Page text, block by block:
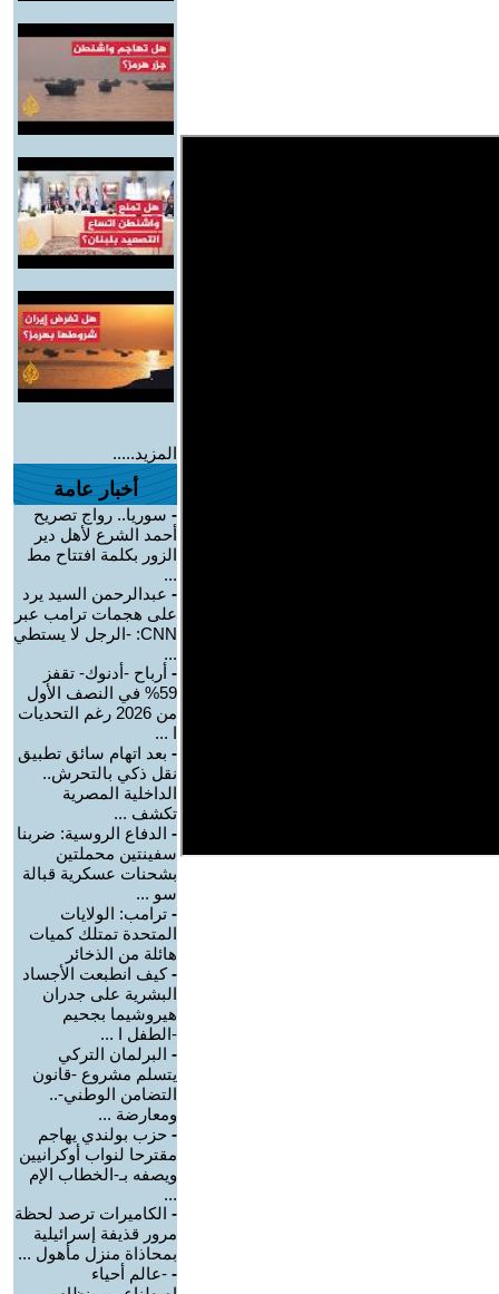
المزيد.....
أخبار عامة
- سوريا.. رواج تصريح
أحمد الشرع لأهل دير
الزور بكلمة افتتاح مط
...
- عبدالرحمن السيد يرد
على هجمات ترامب عبر
CNN: -الرجل لا يستطي
...
- أرباح -أدنوك- تقفز
59% في النصف الأول
من 2026 رغم التحديات
ا ...
- بعد اتهام سائق تطبيق
نقل ذكي بالتحرش..
الداخلية المصرية
تكشف ...
- الدفاع الروسية: ضربنا
سفينتين محملتين
بشحنات عسكرية قبالة
سو ...
- ترامب: الولايات
المتحدة تمتلك كميات
هائلة من الذخائر
-كيف انطبعت الأجساد
البشرية على جدران
هيروشيما بجحيم
-الطفل ا ...
- البرلمان التركي
يتسلم مشروع -قانون
التضامن الوطني-..
ومعارضة ...
- حزب بولندي يهاجم
مقترحا لنواب أوكرانيين
ويصفه بـ-الخطاب الإم
...
- الكاميرات ترصد لحظة
مرور قذيفة إسرائيلية
بمحاذاة منزل مأهول ...
- -عالم أحياء